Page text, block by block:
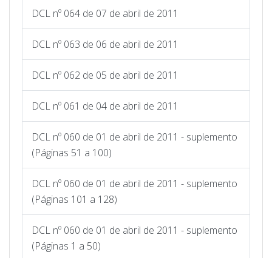
DCL nº 064 de 07 de abril de 2011
DCL nº 063 de 06 de abril de 2011
DCL nº 062 de 05 de abril de 2011
DCL nº 061 de 04 de abril de 2011
DCL nº 060 de 01 de abril de 2011 - suplemento
(Páginas 51 a 100)
DCL nº 060 de 01 de abril de 2011 - suplemento
(Páginas 101 a 128)
DCL nº 060 de 01 de abril de 2011 - suplemento
(Páginas 1 a 50)